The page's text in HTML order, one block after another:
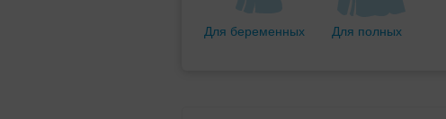
Для беременных Для полных